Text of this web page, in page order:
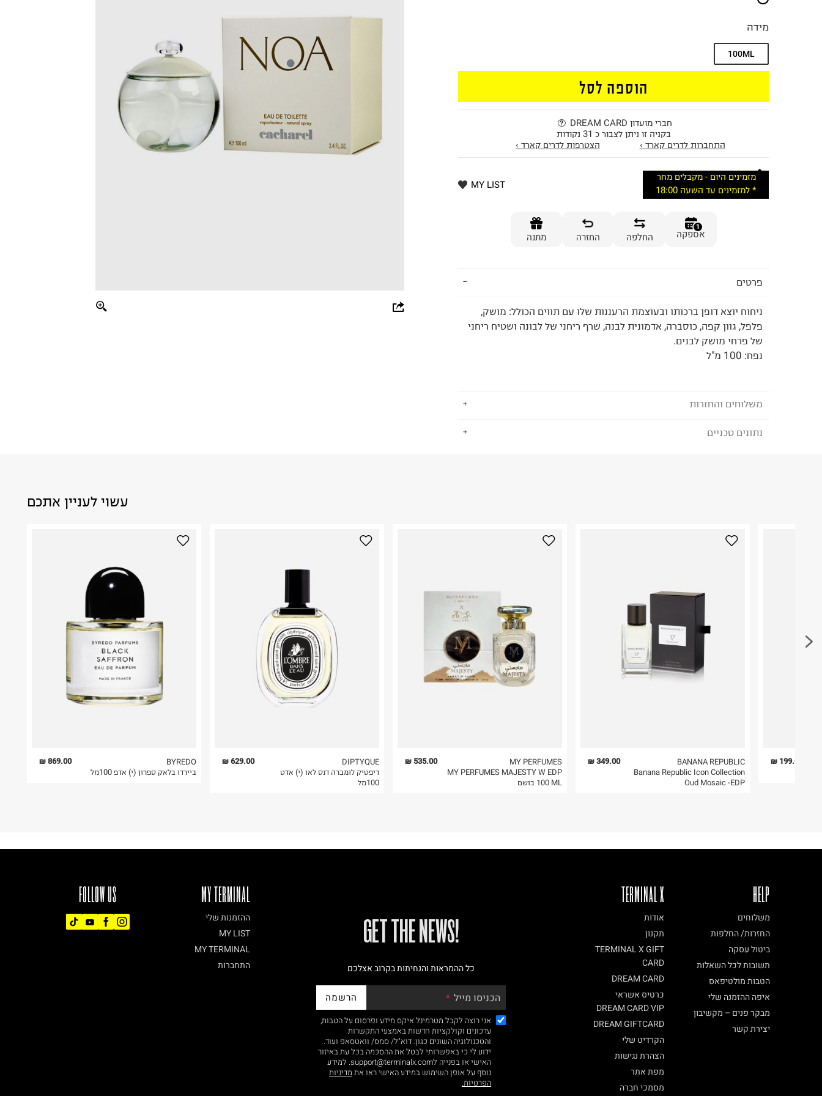
מידה
100ML
הוספה לסל
חברי מועדון DREAM CARD
בקניה זו ניתן לצבור כ 31 נקודות
התחברות לדרים קארד ›
הצטרפות לדרים קארד ›
מזמינים היום - מקבלים מחר
* למזמינים עד השעה 18:00
MY LIST
1
אספקה החלפה החזרה מתנה
פרטים
ניחוח יוצא דופן ברכותו ובעוצמת הרעננות שלו עם תווים הכולל: מושק,
פלפל, גוון קפה, כוסברה, אדמונית לבנה, שרף ריחני של לבונה ושטיח ריחני
של פרחי מושק לבנים.
נפח: 100 מ"ל
משלוחים והחזרות
לבחירת בשיטת המשלוח המתאימה לכם,
לפני החזרת החבילה, חשוב להדביק את מדבקת הגוביינא על גבי החבילה
בהתאם לתנאי השימוש.
חשוב לשים לב:
3. מוצרי טיפוח ניתן להחזיר סגורים באריזתם המקורית בלבד. לא ניתן
פריט זה הינו פריט שביר
נתונים טכניים
בית פוקס-רח' החרמון
עשוי לעניין אתכם
869.00 ₪
BYREDO
ביירדו בלאק ספרון (י) אדפ 100מל
629.00 ₪
DIPTYQUE
דיפטיק לומברה דנס לאו (י) אדט
100מל
535.00 ₪
MY PERFUMES
MY PERFUMES MAJESTY W EDP
100 ML בושם
349.00 ₪
BANANA REPUBLIC
Banana Republic Icon Collection
Oud Mosaic -EDP
199.00 ₪
FOLLOW US MY TERMINAL
ההזמנות שלי
MY LIST
MY TERMINAL
התחברות
!GET THE NEWS
כל ההמראות והנחיתות בקרוב אצלכם
הכניסו מייל הרשמה
אני רוצה לקבל מטרמינל איקס מידע ופרסום על הטבות,
עדכונים וקולקציות חדשות באמצעי התקשרות
והטכנולוגיה השונים כגון: דוא"ל/ סמס/ וואטסאפ ועוד.
ידוע לי כי באפשרותי לבטל את ההסכמה בכל עת באיזור
האישי או בפנייה לsupport@terminalx.com. למידע
נוסף על אופן השימוש במידע האישי ראו את מדיניות
הפרטיות.
TERMINAL X
אודות
תקנון
TERMINAL X GIFT
CARD
DREAM CARD
כרטיס אשראי
DREAM CARD VIP
DREAM GIFTCARD
הקרדיט שלי
הצהרת נגישות
מפת אתר
מסמכי חברה
HELP
משלוחים
החזרות/ החלפות
ביטול עסקה
תשובות לכל השאלות
הטבות מולטיפאס
איפה ההזמנה שלי
מבקר פנים – מקשיבון
יצירת קשר